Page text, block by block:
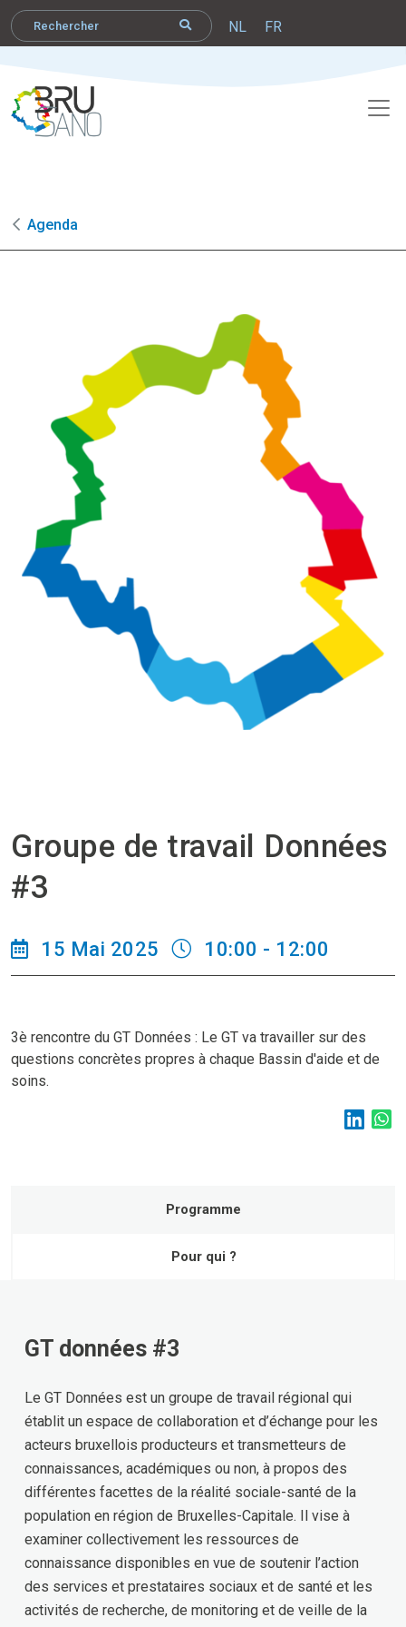
NL FR
Agenda
Groupe de travail Données
#3
15 Mai 2025 10:00 - 12:00
3è rencontre du GT Données : Le GT va travailler sur des
questions concrètes propres à chaque Bassin d'aide et de
soins.
Programme
Pour qui ?
GT données #3
Le GT Données est un groupe de travail régional qui
établit un espace de collaboration et d’échange pour les
acteurs bruxellois producteurs et transmetteurs de
connaissances, académiques ou non, à propos des
différentes facettes de la réalité sociale-santé de la
population en région de Bruxelles-Capitale. Il vise à
examiner collectivement les ressources de
connaissance disponibles en vue de soutenir l’action
des services et prestataires sociaux et de santé et les
activités de recherche, de monitoring et de veille de la